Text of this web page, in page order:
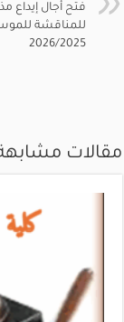
فتح أجال إيداع
للمناقشة
2026/2025
مقالات